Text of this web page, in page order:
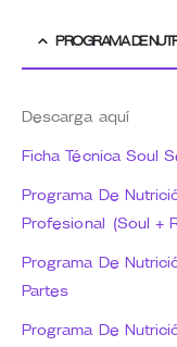
PROGRAMA DE
Descarga aquí
Ficha Técnica Soul
Programa De
Profesional (Soul +
Programa De
Partes
Programa De